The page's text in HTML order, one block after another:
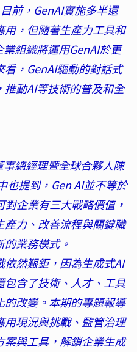
前，GenAI實施多半還
，但隨著生產力工具和
組織將運用GenAI於更
，GenAI驅動的對話式
動AI等技術的普及和全
總經理暨全球合夥人陳
也提到，Gen AI並不等於
企業有三大戰略價值，
產力、改善流程與關鍵職
業務模式。
然艱鉅，因為生成式AI
含了技術、人才、工具
改變。本期的專題報導
現況與挑戰、監管治理
與工具，解鎖企業生成